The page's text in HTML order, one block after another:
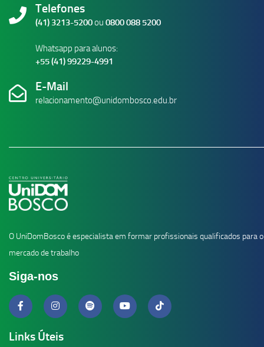
Telefones
(41) 3213-5200ou 0800 088 5200
Whatsapp para alunos:
+55 (41) 99229-4991
E-Mail
relacionamento@unidombosco.edu.br
O UniDomBosco é especialista em formar profissionais qualificados para o
mercado de trabalho
Siga-nos
Links Úteis